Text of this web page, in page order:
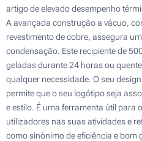
artigo de elevado desempenho
A avançada construção a vácuo,
revestimento de cobre, assegura
condensação. Este recipiente de
geladas durante 24 horas ou
qualquer necessidade. O seu
permite que o seu logótipo seja
e estilo. É uma ferramenta útil para
utilizadores nas suas atividades e
como sinónimo de eficiência e bom